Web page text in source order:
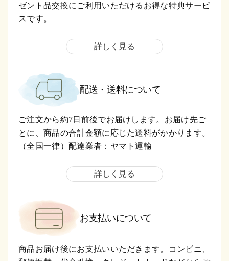
ゼント品交換にご利用いただけるお得な特典サービ
スです。
詳しく見る
配送・送料について
ご注文から約7日前後でお届けします。お届け先ご
とに、商品の合計金額に応じた送料がかかります。
（全国一律）配達業者：ヤマト運輸
詳しく見る
お支払いについて
商品お届け後にお支払いいただきます。コンビニ、